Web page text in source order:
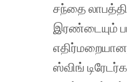
சந்தை
இரண்டையும்
ஸ்விங்